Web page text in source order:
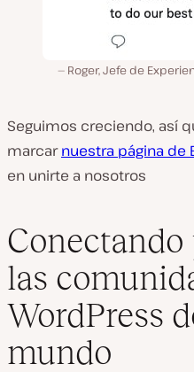
Roger, Jefe de
Seguimos creciendo, así
marcarnuestra página de
en unirte a nosotros
Conectando
las
WordPress
mundo